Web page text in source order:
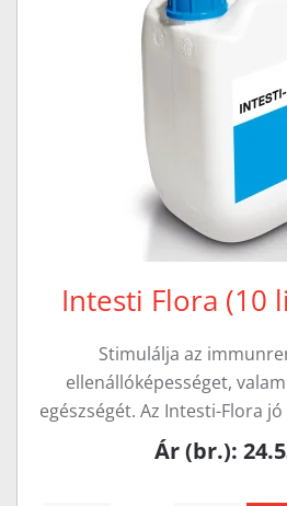
Intesti Flora (10
Stimulálja az
ellenállóképességet,
egészségét. Az Intesti-Flora
Ár (br.):